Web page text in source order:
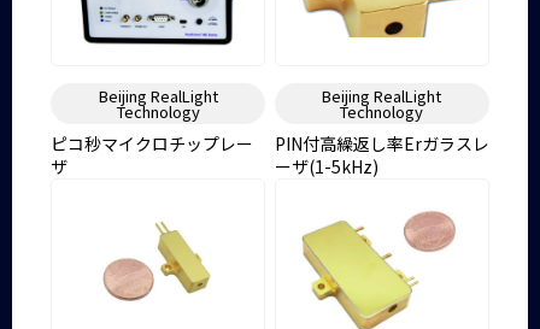
Beijing RealLight
Technology
ピコ秒マイクロチップレー
ザ
Beijing RealLight
Technology
PIN付高繰返し率Erガラスレ
ーザ(1-5kHz)